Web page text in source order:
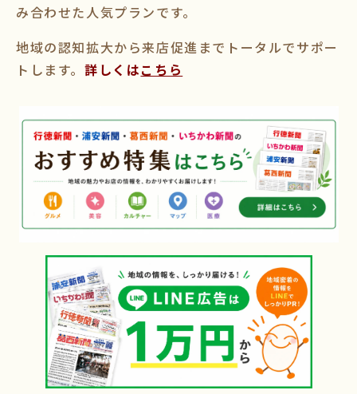
み合わせた人気プランです。
地域の認知拡大から来店促進までトータルでサポー
トします。 詳しくはこちら